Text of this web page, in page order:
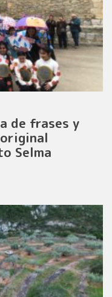
de frases y
Selma